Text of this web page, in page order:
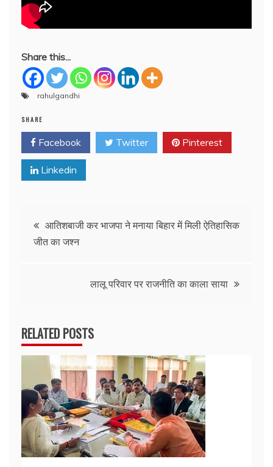
Share this...
rahulgandhi
SHARE
Facebook Twitter Pinterest
Linkedin
Post
navigation
आतिशबाजी कर भाजपा ने मनाया बिहार में मिली ऐतिहासिक
जीत का जश्न
लालू परिवार पर राजनीति का काला साया
RELATED POSTS